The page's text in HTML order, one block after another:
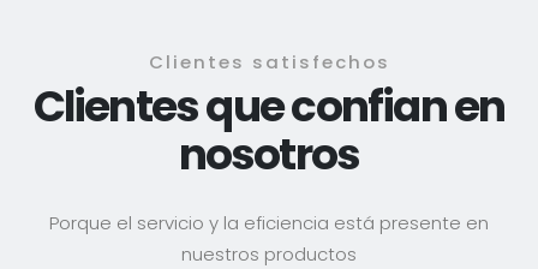
Clientes satisfechos
Clientes que confian en
nosotros
Porque el servicio y la eficiencia está presente en
nuestros productos